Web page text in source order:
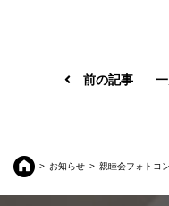
前の記事
お知らせ 親睦会フォトコ